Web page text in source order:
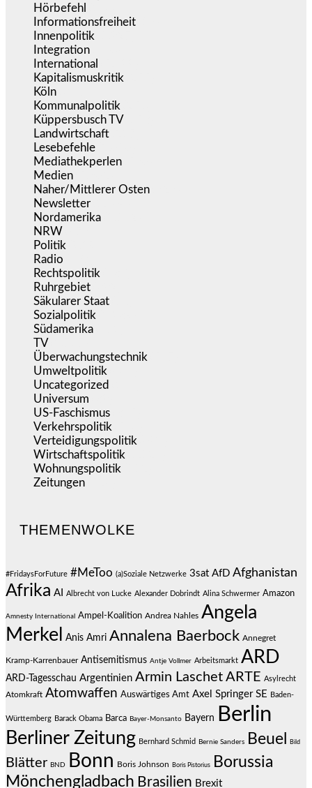
Hörbefehl
Informationsfreiheit
Innenpolitik
Integration
International
Kapitalismuskritik
Köln
Kommunalpolitik
Küppersbusch TV
Landwirtschaft
Lesebefehle
Mediathekperlen
Medien
Naher/Mittlerer Osten
Newsletter
Nordamerika
NRW
Politik
Radio
Rechtspolitik
Ruhrgebiet
Säkularer Staat
Sozialpolitik
Südamerika
TV
Überwachungstechnik
Umweltpolitik
Uncategorized
Universum
US-Faschismus
Verkehrspolitik
Verteidigungspolitik
Wirtschaftspolitik
Wohnungspolitik
Zeitungen
THEMENWOLKE
#FridaysForFuture #MeToo (a)Soziale Netzwerke 3sat AfD Afghanistan
Afrika AI Albrecht von Lucke Alexander Dobrindt Alina Schwermer Amazon
Amnesty International Ampel-Koalition Andrea Nahles Angela
Merkel
Anis Amri Annalena Baerbock Annegret
Kramp-Karrenbauer Antisemitismus Antje Vollmer Arbeitsmarkt ARD
ARD-Tagesschau Argentinien Armin Laschet ARTE Asylrecht
Atomkraft Atomwaffen Auswärtiges Amt Axel Springer SE Baden-
Württemberg Barack Obama Barca Bayer-Monsanto Bayern Berlin
Berliner Zeitung Bernhard Schmid Bernie Sanders Beuel Bild
Blätter BND Bonn Boris Johnson Boris Pistorius
Borussia
Mönchengladbach Brasilien Brexit